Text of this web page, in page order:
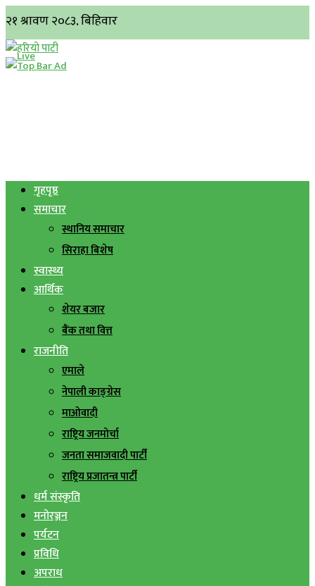
गृहपृष्ठ
समाचार
स्थानिय समाचार
सिराहा बिशेष
स्वास्थ्य
आर्थिक
शेयर बजार
बैंक तथा वित्त
राजनीति
एमाले
नेपाली काङ्ग्रेस
माओवादी
राष्ट्रिय जनमोर्चा
जनता समाजवादी पार्टी
राष्ट्रिय प्रजातन्त्र पार्टी
धर्म संस्कृति
मनोरञ्जन
पर्यटन
प्रविधि
अपराध